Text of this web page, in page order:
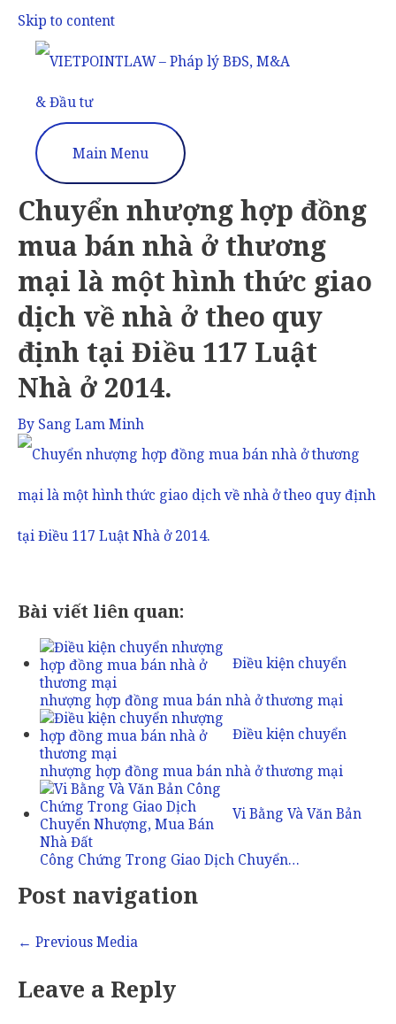
Skip to content
Main Menu
Chuyển nhượng hợp đồng
mua bán nhà ở thương
mại là một hình thức giao
dịch về nhà ở theo quy
định tại Điều 117 Luật
Nhà ở 2014.
By Sang Lam Minh
Bài viết liên quan:
Điều kiện chuyển
nhượng hợp đồng mua bán nhà ở thương mại
Điều kiện chuyển
nhượng hợp đồng mua bán nhà ở thương mại
Vi Bằng Và Văn Bản
Công Chứng Trong Giao Dịch Chuyển…
Post navigation
← Previous Media
Leave a Reply